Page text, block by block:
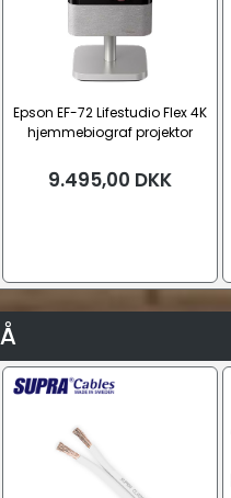
Epson EF-72 Lifestudio Flex 4K
hjemmebiograf projektor
9.495,00 DKK